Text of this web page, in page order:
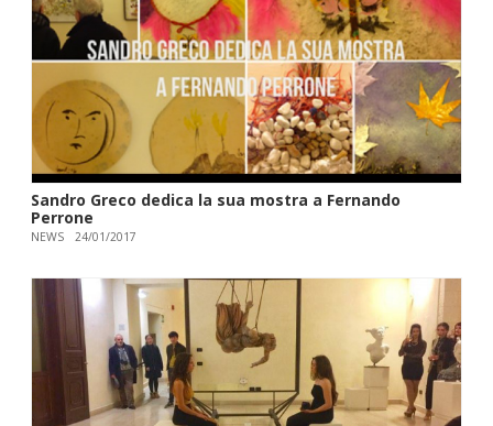
Sandro Greco dedica la sua mostra a Fernando
Perrone
NEWS 24/01/2017